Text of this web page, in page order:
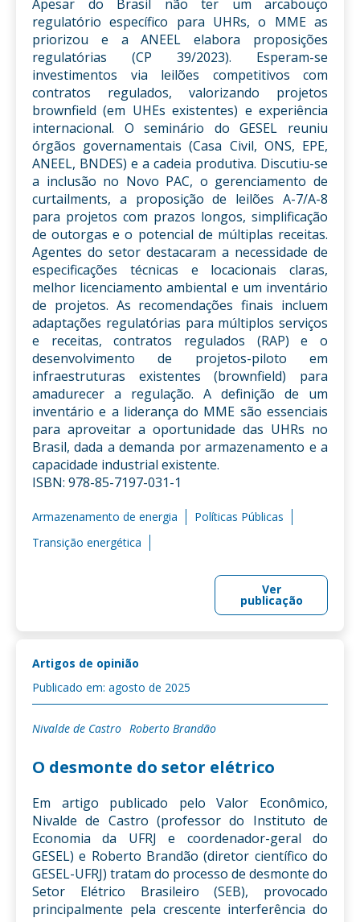
Apesar do Brasil não ter um arcabouço
regulatório específico para UHRs, o MME as
priorizou e a ANEEL elabora proposições
regulatórias (CP 39/2023). Esperam-se
investimentos via leilões competitivos com
contratos regulados, valorizando projetos
brownfield (em UHEs existentes) e experiência
internacional. O seminário do GESEL reuniu
órgãos governamentais (Casa Civil, ONS, EPE,
ANEEL, BNDES) e a cadeia produtiva. Discutiu-se
a inclusão no Novo PAC, o gerenciamento de
curtailments, a proposição de leilões A-7/A-8
para projetos com prazos longos, simplificação
de outorgas e o potencial de múltiplas receitas.
Agentes do setor destacaram a necessidade de
especificações técnicas e locacionais claras,
melhor licenciamento ambiental e um inventário
de projetos. As recomendações finais incluem
adaptações regulatórias para múltiplos serviços
e receitas, contratos regulados (RAP) e o
desenvolvimento de projetos-piloto em
infraestruturas existentes (brownfield) para
amadurecer a regulação. A definição de um
inventário e a liderança do MME são essenciais
para aproveitar a oportunidade das UHRs no
Brasil, dada a demanda por armazenamento e a
capacidade industrial existente.
ISBN: 978-85-7197-031-1
Armazenamento de energia
Políticas Públicas
Transição energética
Ver
publicação
Artigos de opinião
Publicado em: agosto de 2025
Nivalde de Castro Roberto Brandão
O desmonte do setor elétrico
Em artigo publicado pelo Valor Econômico,
Nivalde de Castro (professor do Instituto de
Economia da UFRJ e coordenador-geral do
GESEL) e Roberto Brandão (diretor científico do
GESEL-UFRJ) tratam do processo de desmonte do
Setor Elétrico Brasileiro (SEB), provocado
principalmente pela crescente interferência do